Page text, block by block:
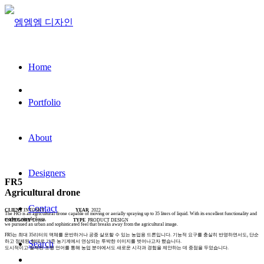
Home
Portfolio
About
Designers
Contact
Search
FR5
Agricultural drone
CLIENTINTOSKY YEAR 2022
CATEGORYDrone TYPE PRODUCT DESIGN
The FR5 is an agricultural drone capable of moving or aerially spraying up to 35 liters of liquid. With its excellent functionality and
modern, simple form,
we pursued an urban and sophisticated feel that breaks away from the agricultural image.
FR5는 최대 35리터의 액체를 운반하거나 공중 살포할 수 있는 농업용 드론입니다. 기능적 요구를 충실히 반영하면서도, 단순
하고 정제된 형태로 기존 농기계에서 연상되는 투박한 이미지를 벗어나고자 했습니다.
도시적이고 절제된 조형 언어를 통해 농업 분야에서도 새로운 시각과 경험을 제안하는 데 중점을 두었습니다.